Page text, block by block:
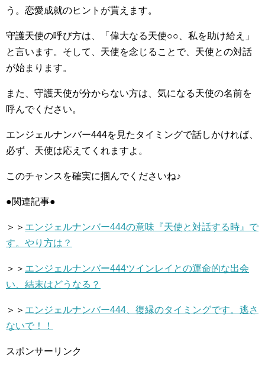
う。恋愛成就のヒントが貰えます。
守護天使の呼び方は、「偉大なる天使○○、私を助け給え」
と言います。そして、天使を念じることで、天使との対話
が始まります。
また、守護天使が分からない方は、気になる天使の名前を
呼んでください。
エンジェルナンバー444を見たタイミングで話しかければ、
必ず、天使は応えてくれますよ。
このチャンスを確実に掴んでくださいね♪
●関連記事●
＞＞ エンジェルナンバー444の意味『天使と対話する時』で
す。やり方は？
＞＞ エンジェルナンバー444ツインレイとの運命的な出会
い、結末はどうなる？
＞＞ エンジェルナンバー444、復縁のタイミングです。逃さ
ないで！！
スポンサーリンク